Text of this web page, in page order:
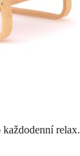
relax.